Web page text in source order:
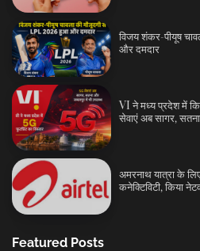
विजय शंकर-पीयूष
और दमदार
VI ने मध्य प्रदेश में
सेवाएं अब सागर,
अमरनाथ यात्रा के
कनेक्टिविटी, किया
Featured Posts